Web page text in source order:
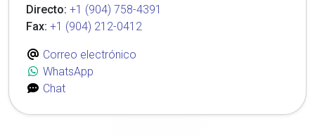
Directo: +1 (904) 758-4391
Fax: +1 (904) 212-0412
Correo electrónico
WhatsApp
Chat